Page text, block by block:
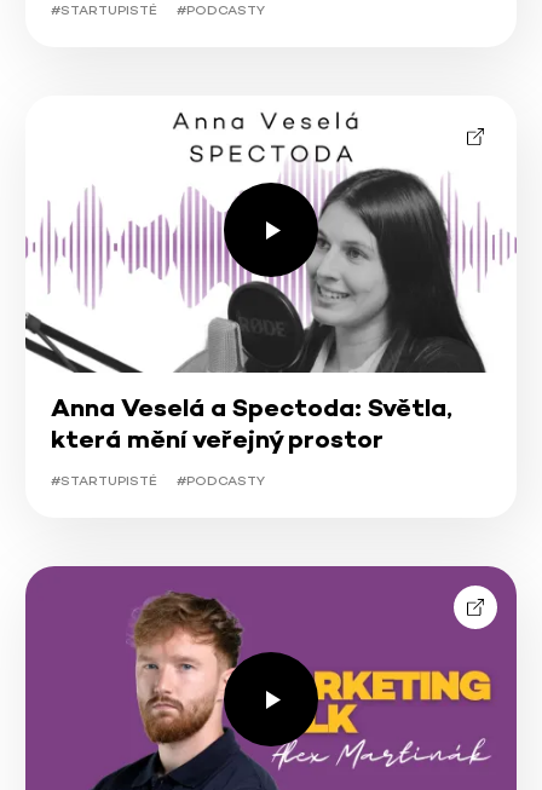
#STARTUPISTÉ #PODCASTY
Anna Veselá a Spectoda: Světla,
která mění veřejný prostor
#STARTUPISTÉ #PODCASTY